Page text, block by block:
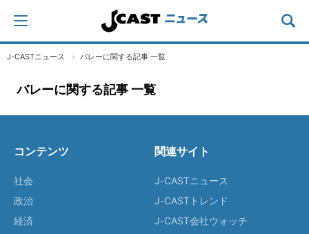
J-CASTニュース バレーに関する記事 一覧
バレーに関する記事 一覧
コンテンツ
社会
政治
経済
関連サイト
J-CASTニュース
J-CASTトレンド
J-CAST会社ウォッチ